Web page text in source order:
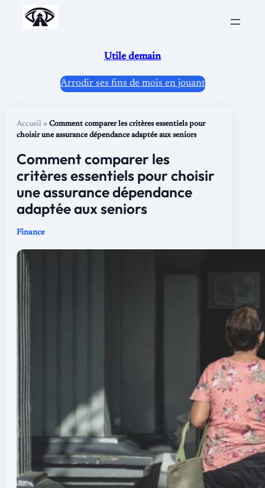
Aller
Utile demain
Arrodir ses fins de mois en jouant
Accueil » Comment comparer les critères essentiels pour
choisir une assurance dépendance adaptée aux seniors
Comment comparer les
critères essentiels pour choisir
une assurance dépendance
adaptée aux seniors
Finance